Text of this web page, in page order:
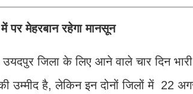
पर मेहरबान रहेगा मानसून
उयदपुर जिला के लिए आने वाले चार दिन
उम्मीद है, लेकिन इन दोनों जिलों में 22